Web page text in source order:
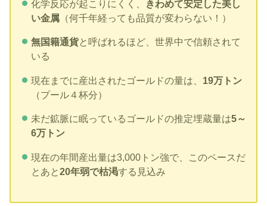
化学反応が起こりにくく、
きわめて安定した美し
い金属（何千年経っても品質が変わらない！）
無国籍通貨と呼ばれるほど、世界中で信頼されて
いる
現在までに産出されたゴールドの量は、 19万トン
（プール４杯分）
未だ鉱脈に眠っているゴールドの推定埋蔵量は5～
6万トン
現在の年間産出量は3,000トン強で、このペースだ
とあと20年弱で枯渇する見込み